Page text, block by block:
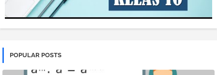
POPULAR POSTS